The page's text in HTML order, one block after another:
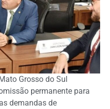
Grosso do Sul
permanente para
demandas de